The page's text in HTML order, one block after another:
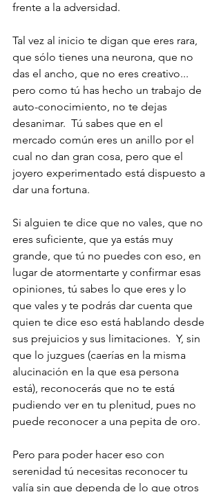
frente a la adversidad.
Tal vez al inicio te digan que eres rara,
que sólo tienes una neurona, que no
das el ancho, que no eres creativo...
pero como tú has hecho un trabajo de
auto-conocimiento, no te dejas
desanimar.  Tú sabes que en el
mercado común eres un anillo por el
cual no dan gran cosa, pero que el
joyero experimentado está dispuesto a
dar una fortuna.
Si alguien te dice que no vales, que no
eres suficiente, que ya estás muy
grande, que tú no puedes con eso, en
lugar de atormentarte y confirmar esas
opiniones, tú sabes lo que eres y lo
que vales y te podrás dar cuenta que
quien te dice eso está hablando desde
sus prejuicios y sus limitaciones.  Y, sin
que lo juzgues (caerías en la misma
alucinación en la que esa persona
está), reconocerás que no te está
pudiendo ver en tu plenitud, pues no
puede reconocer a una pepita de oro.
Pero para poder hacer eso con
serenidad tú necesitas reconocer tu
valía sin que dependa de lo que otros